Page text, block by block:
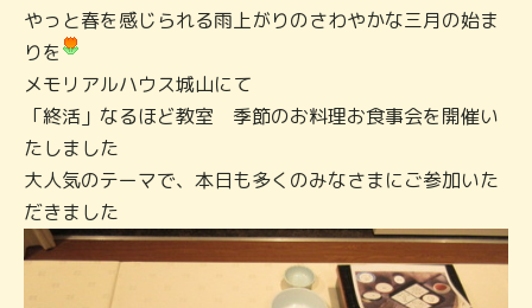
やっと春を感じられる雨上がりのさわやかな三月の始ま
りを
メモリアルハウス城山にて
「終活」なるほど教室 季節のお料理お食事会を開催い
たしました
大人気のテーマで、本日も多くのみなさまにご参加いた
だきました